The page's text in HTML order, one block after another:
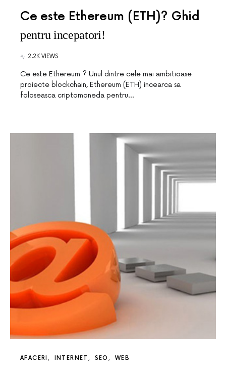
Ce este Ethereum (ETH)? Ghid
pentru incepatori!
2.2K VIEWS
Ce este Ethereum ? Unul dintre cele mai ambitioase
proiecte blockchain, Ethereum (ETH) incearca sa
foloseasca criptomoneda pentru…
AFACERI INTERNET SEO WEB